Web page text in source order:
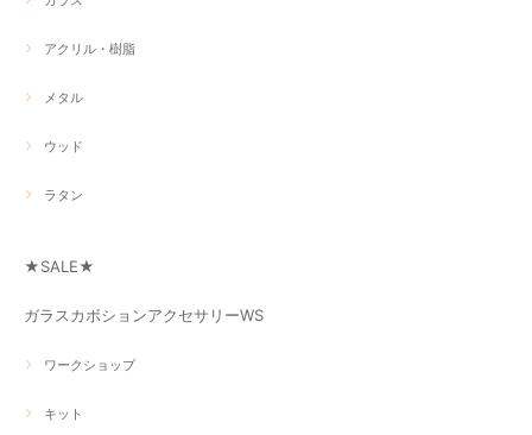
アクリル・樹脂
メタル
ウッド
ラタン
★SALE★
ガラスカボションアクセサリーWS
ワークショップ
キット